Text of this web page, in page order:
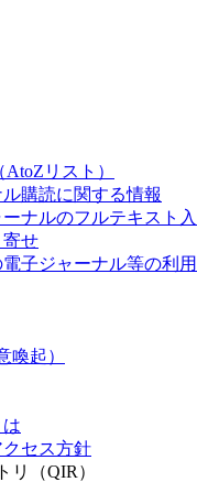
AtoZリスト）
購読に関する情報
ナルのフルテキスト
せ
子ジャーナル等の利用
喚起）
セス方針
リ（QIR）